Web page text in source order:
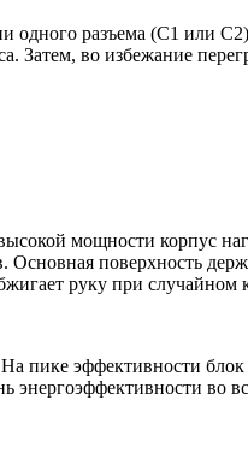
разъема (C1 или
Затем, во избежание
мощности корпус
Основная поверхность
руку при случайном
пике эффективности блок
во